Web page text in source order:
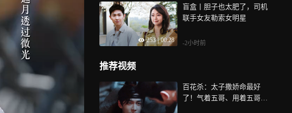
253 | 00:28
盲盒丨胆子也太肥了，司机
联手女友勒索女明星
-2小时前
推荐视频
百花杀：太子撒娇命最好
了！气着五哥、用着五哥，